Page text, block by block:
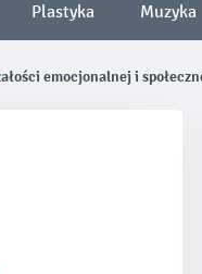
Plastyka Muzyka
emocjonalnej i